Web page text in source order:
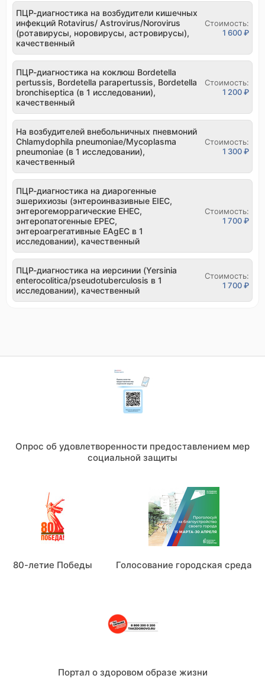
ПЦР-диагностика на возбудители кишечных
инфекций Rotavirus/ Astrovirus/Norovirus
(ротавирусы, норовирусы, астровирусы),
качественный
Стоимость:
1 600 ₽
ПЦР-диагностика на коклюш Bordetella
pertussis, Bordetella parapertussis, Bordetella
bronchiseptica (в 1 исследовании),
качественный
Стоимость:
1 200 ₽
На возбудителей внебольничных пневмоний
Chlamydophila pneumoniae/Mycoplasma
pneumoniae (в 1 исследовании),
качественный
Стоимость:
1 300 ₽
ПЦР-диагностика на диарогенные
эшерихиозы (энтероинвазивные EIEC,
энтерогеморрагические EHEC,
энтеропатогенные EPEC,
энтероагрегативные EAgEC в 1
исследовании), качественный
Стоимость:
1 700 ₽
ПЦР-диагностика на иерсинии (Yersinia
enterocolitica/pseudotuberculosis в 1
исследовании), качественный
Стоимость:
1 700 ₽
Опрос об удовлетворенности предоставлением мер
социальной защиты
80-летие Победы Голосование городская среда
Портал о здоровом образе жизни